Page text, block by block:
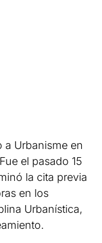
a Urbanisme en
el pasado 15
la cita previa
en los
Urbanística,